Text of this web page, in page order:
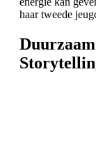
haar tweede